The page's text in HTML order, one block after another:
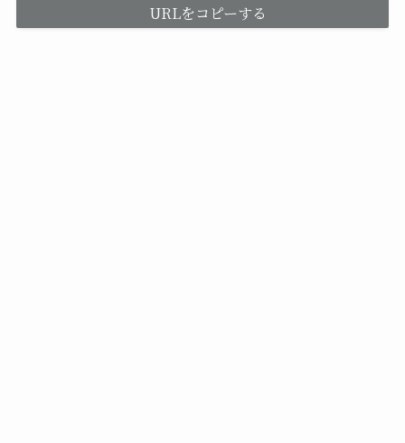
URLをコピーする